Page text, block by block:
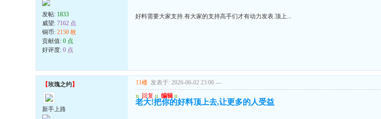
发帖: 1833
威望: 7162 点
铜币: 2150 枚
贡献值: 0 点
好评度: 0 点
好料需要大家支持.有大家的支持高手们才有动力发表.顶上...
【玫瑰之约】
新手上路
11楼 发表于: 2026-06-02 23:06 ---
u 回复 u 编辑 u
老大!把你的好料顶上去,让更多的人受益